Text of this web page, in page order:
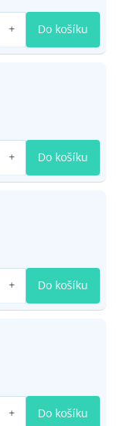
Do košíku
Do košíku
Do košíku
Do košíku